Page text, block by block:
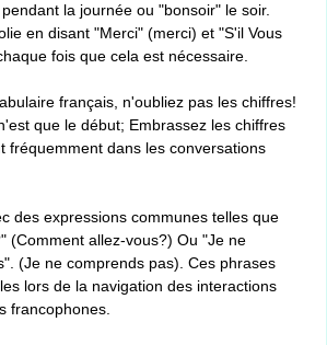
la journée ou "bonsoir" le soir.
en disant "Merci" (merci) et "S'il Vous
fois que cela est nécessaire.
français, n'oubliez pas les chiffres!
que le début; Embrassez les chiffres
fréquemment dans les conversations
des expressions communes telles que
(Comment allez-vous?) Ou "Je ne
(Je ne comprends pas). Ces phrases
lors de la navigation des interactions
francophones.